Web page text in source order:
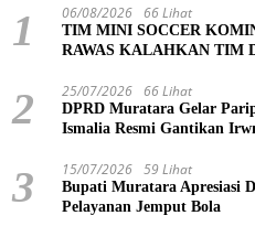
1 06/08/2026 66 Lihat
TIM MINI SOCCER
RAWAS KALAHKAN TIM
2 25/07/2026 66 Lihat
DPRD Muratara Gelar
Ismalia Resmi Gantikan
3 15/07/2026 59 Lihat
Bupati Muratara Apresiasi
Pelayanan Jemput Bola